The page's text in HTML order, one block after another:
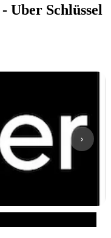
Uber Schlüssel